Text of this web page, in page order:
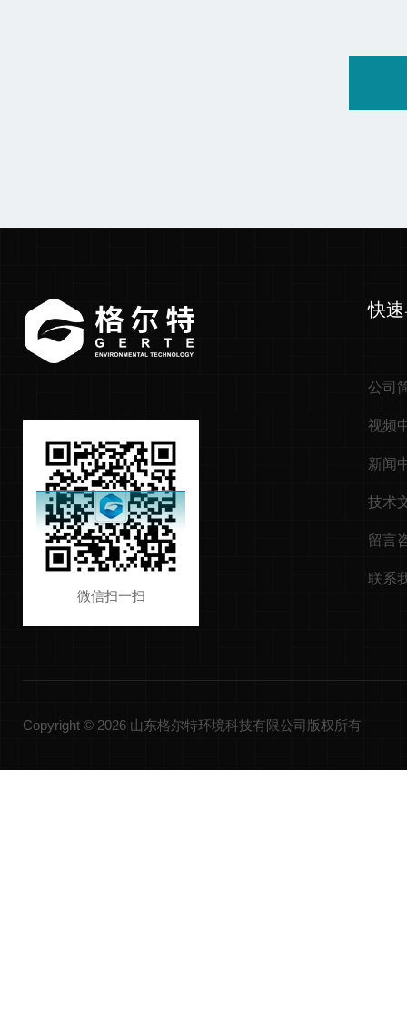
微信扫一扫
快
公司
视频
新闻
技术
留言
联系
Copyright © 2026 山东格尔特环境科技有限公司版权所有